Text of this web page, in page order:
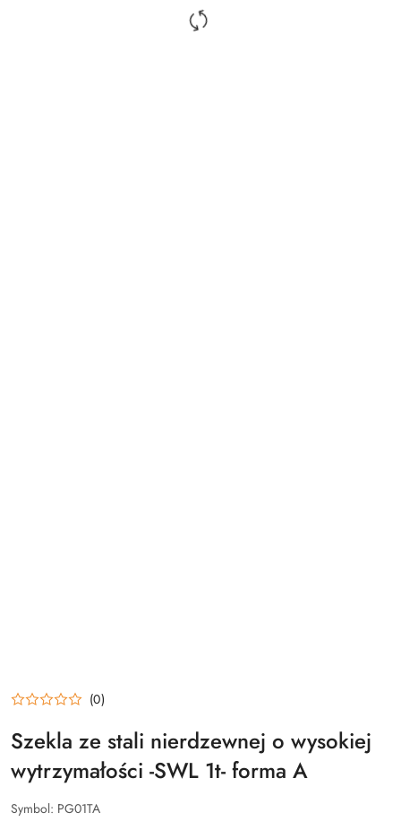
(0)
Szekla ze stali nierdzewnej o wysokiej
wytrzymałości -SWL 1t- forma A
Symbol: PG01TA